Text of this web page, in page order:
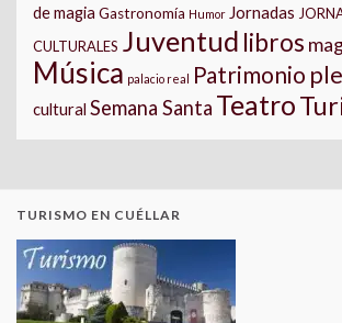
de magia Gastronomía Humor Jornadas
CULTURALES Juventud libros
Música palacio real Patrimonio
cultural Semana Santa Teatro
TURISMO EN CUÉLLAR